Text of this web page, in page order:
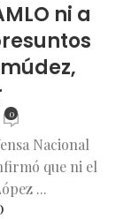
ni a
0
Nacional
que ni el
...